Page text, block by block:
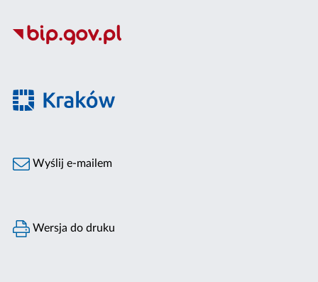
Wyślij e-mailem
Wersja do druku